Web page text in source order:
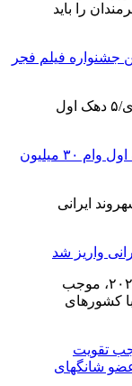
جشنواره فیلم فجر
واریز سود سهام عدالت به زودی/۵ دهک اول وام ۳۰ میلیون
سهند ۲۰۲۵، موجب تقویت
شانگهای